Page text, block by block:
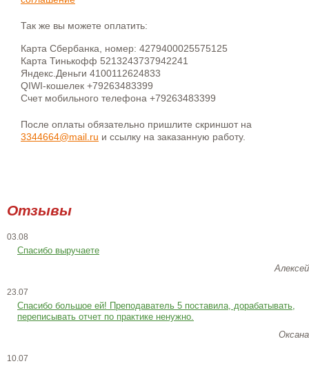
Так же вы можете оплатить:
Карта Сбербанка, номер: 4279400025575125
Карта Тинькофф 5213243737942241
Яндекс.Деньги 4100112624833
QIWI-кошелек +79263483399
Счет мобильного телефона +79263483399
После оплаты обязательно пришлите скриншот на
3344664@mail.ru и ссылку на заказанную работу.
Отзывы
03.08
Спасибо выручаете
Алексей
23.07
Cпасибо большое ей! Преподаватель 5 поставила, дорабатывать,
переписывать отчет по практике ненужно.
Оксана
10.07